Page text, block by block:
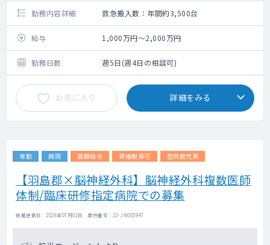
勤務内容詳細 救急搬入数：年間約3,500台
給与 1,000万円～2,000万円
勤務日数 週5日(週4日の相談可)
お気に入り 詳細をみる
常勤 病院 高額給与 資格取得可 症例数充実
【羽島郡×脳神経外科】脳神経外科複数医師
体制/臨床研修指定病院での募集
掲載更新日 : 2026年07月02日 案件番号 : 22-JN005947